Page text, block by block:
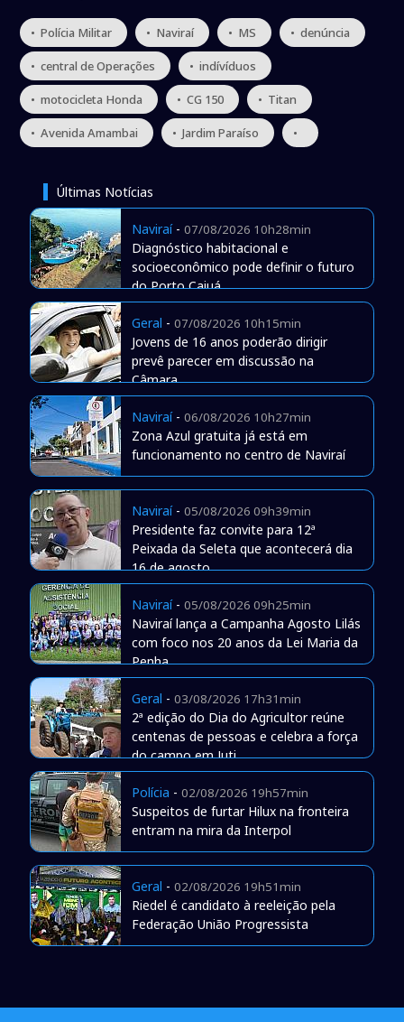
• Polícia Militar • Naviraí • MS • denúncia
• central de Operações • indívíduos
• motocicleta Honda • CG 150 • Titan
• Avenida Amambai • Jardim Paraíso •
Últimas Notícias
Naviraí- 07/08/2026 10h28min
Diagnóstico habitacional e
socioeconômico pode definir o futuro
do Porto Caiuá
Geral - 07/08/2026 10h15min
Jovens de 16 anos poderão dirigir
prevê parecer em discussão na
Câmara
Naviraí- 06/08/2026 10h27min
Zona Azul gratuita já está em
funcionamento no centro de Naviraí
Naviraí- 05/08/2026 09h39min
Presidente faz convite para 12ª
Peixada da Seleta que acontecerá dia
16 de agosto
Naviraí- 05/08/2026 09h25min
Naviraí lança a Campanha Agosto Lilás
com foco nos 20 anos da Lei Maria da
Penha
Geral - 03/08/2026 17h31min
2ª edição do Dia do Agricultor reúne
centenas de pessoas e celebra a força
do campo em Juti
Polícia - 02/08/2026 19h57min
Suspeitos de furtar Hilux na fronteira
entram na mira da Interpol
Geral - 02/08/2026 19h51min
Riedel é candidato à reeleição pela
Federação União Progressista